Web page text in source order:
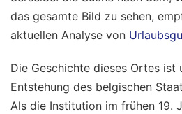
das gesamte Bild zu sehen,
aktuellen Analyse von
Die Geschichte dieses Ortes ist
Entstehung des belgischen
Als die Institution im frühen 19.